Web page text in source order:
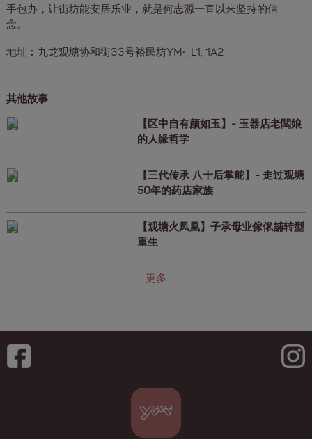
手包办，让街坊能安居乐业，就是何志源一直以来坚持的信
念。
地址︰九龙观塘协和街33号裕民坊YM², L1, 1A2
其他故事
【区中自有颜如玉】- 玉器店老闆娘
的人缘哲学
【三代传承 八十后掌舵】- 走过观塘
50年的药店家族
【观塘火凤凰】子承母业傢俬舖转型
重生
更多